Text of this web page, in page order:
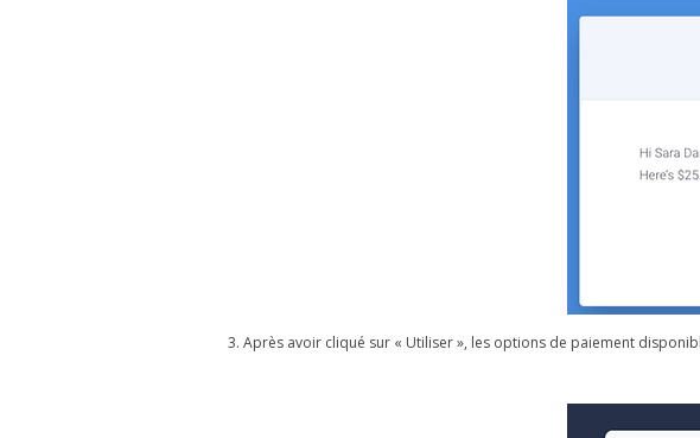
3. Après avoir cliqué sur « Utiliser », les options de paiement